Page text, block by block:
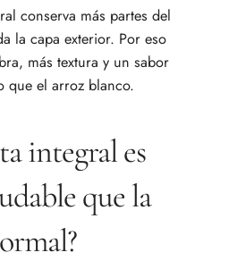
conserva más partes del
la capa exterior. Por eso
más textura y un sabor
que el arroz blanco.
integral es
que la